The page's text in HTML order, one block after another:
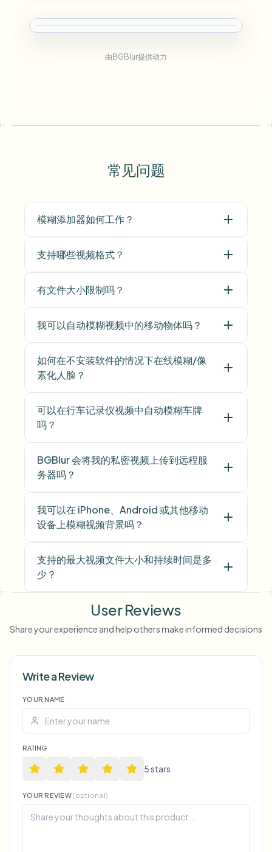
由BGBlur提供动力
常见问题
模糊添加器如何工作？
支持哪些视频格式？
有文件大小限制吗？
我可以自动模糊视频中的移动物体吗？
如何在不安装软件的情况下在线模糊/像
素化人脸？
可以在行车记录仪视频中自动模糊车牌
吗？
BGBlur 会将我的私密视频上传到远程服
务器吗？
我可以在 iPhone、Android 或其他移动
设备上模糊视频背景吗？
支持的最大视频文件大小和持续时间是多
少？
User Reviews
Share your experience and help others make informed decisions
Write a Review
YOUR NAME
RATING
5stars
YOUR REVIEW(optional)